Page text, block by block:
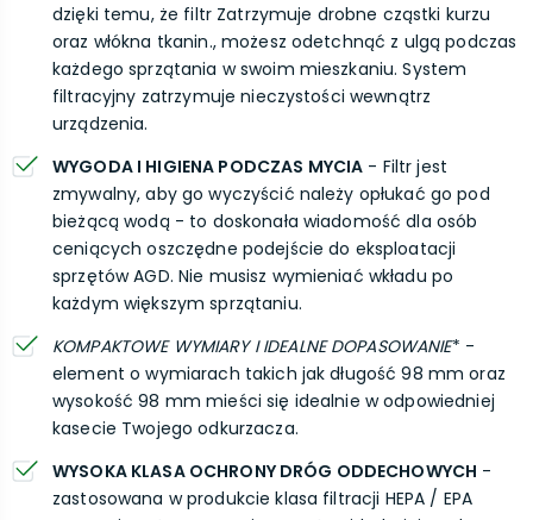
dzięki temu, że filtr Zatrzymuje drobne cząstki kurzu
oraz włókna tkanin., możesz odetchnąć z ulgą podczas
każdego sprzątania w swoim mieszkaniu. System
filtracyjny zatrzymuje nieczystości wewnątrz
urządzenia.
WYGODA I HIGIENA PODCZAS MYCIA - Filtr jest
zmywalny, aby go wyczyścić należy opłukać go pod
bieżącą wodą - to doskonała wiadomość dla osób
ceniących oszczędne podejście do eksploatacji
sprzętów AGD. Nie musisz wymieniać wkładu po
każdym większym sprzątaniu.
KOMPAKTOWE WYMIARY I IDEALNE DOPASOWANIE* -
element o wymiarach takich jak długość 98 mm oraz
wysokość 98 mm mieści się idealnie w odpowiedniej
kasecie Twojego odkurzacza.
WYSOKA KLASA OCHRONY DRÓG ODDECHOWYCH -
zastosowana w produkcie klasa filtracji HEPA / EPA